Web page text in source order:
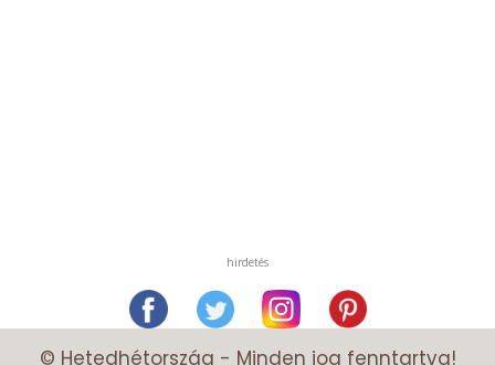
hirdetés
© Hetedhétország - Minden jog fenntartva!